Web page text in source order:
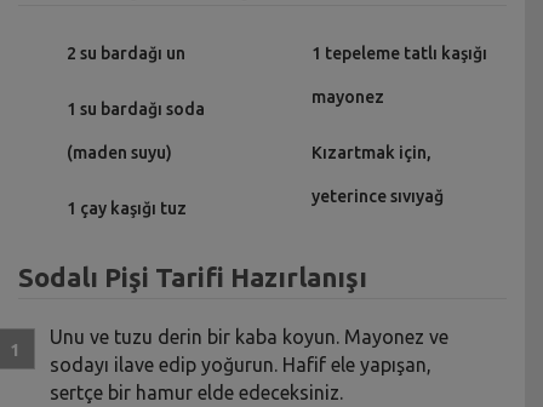
2 su bardağı un
1 su bardağı soda
(maden suyu)
1 çay kaşığı tuz
1 tepeleme tatlı kaşığı
mayonez
Kızartmak için,
yeterince sıvıyağ
Sodalı Pişi Tarifi Hazırlanışı
Unu ve tuzu derin bir kaba koyun. Mayonez ve
sodayı ilave edip yoğurun. Hafif ele yapışan,
sertçe bir hamur elde edeceksiniz.